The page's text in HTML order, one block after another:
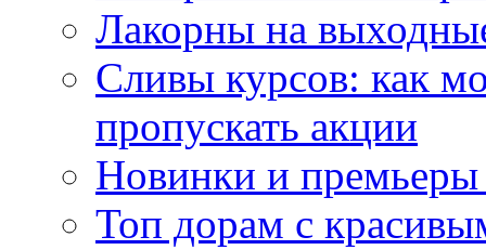
Лакорны на
Сливы курсов: как
пропускать акции
Новинки и
Топ дорам с